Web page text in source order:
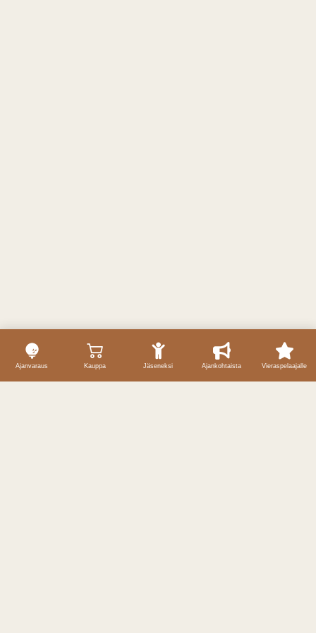
Ajanvaraus Kauppa Jäseneksi Ajankohtaista Vieraspelaajalle